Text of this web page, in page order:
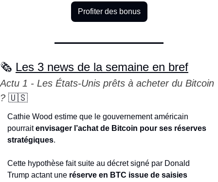
Profiter des bonus
🗞️ Les 3 news de la semaine en bref
Actu 1 - Les États-Unis prêts à acheter du Bitcoin
? 🇺🇸
Cathie Wood estime que le gouvernement américain
pourrait envisager l’achat de Bitcoin pour ses réserves
stratégiques.
Cette hypothèse fait suite au décret signé par Donald
Trump actant une réserve en BTC issue de saisies